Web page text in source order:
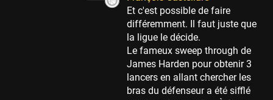
Et c'est possible de faire
différemment. Il faut juste que
la ligue le décide.
Le fameux sweep through de
James Harden pour obtenir 3
lancers en allant chercher les
bras du défenseur a été sifflé